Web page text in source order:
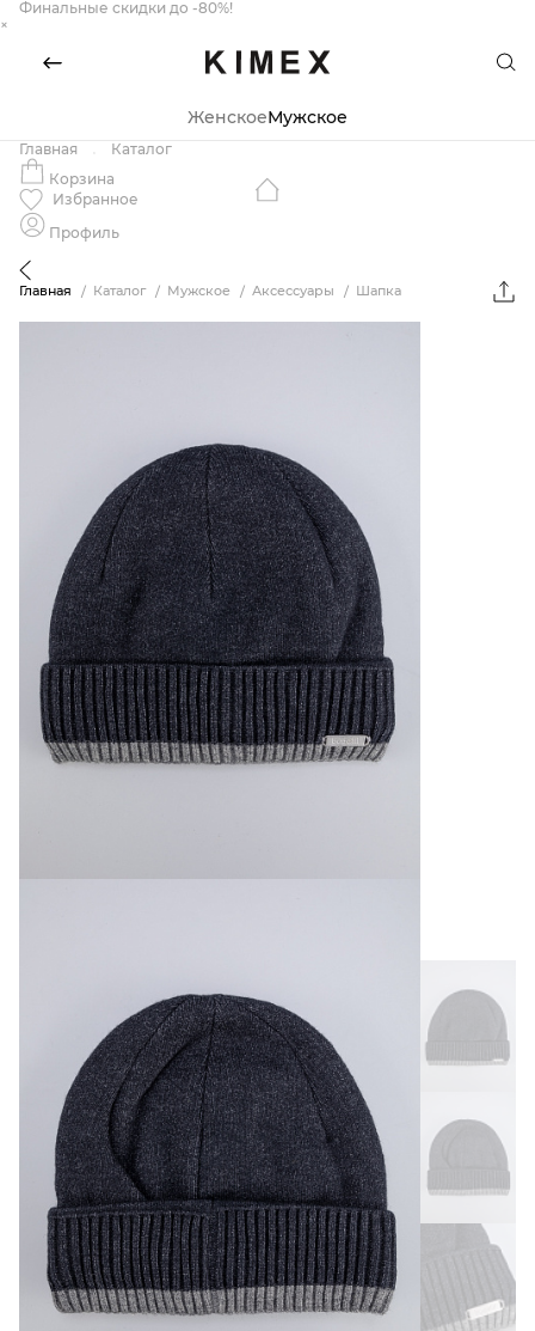
Финальные скидки до -80%!
×
ЖенскоеМужское
Главная
Каталог
Корзина
Избранное
Профиль
Главная Каталог Мужское Аксессуары Шапка